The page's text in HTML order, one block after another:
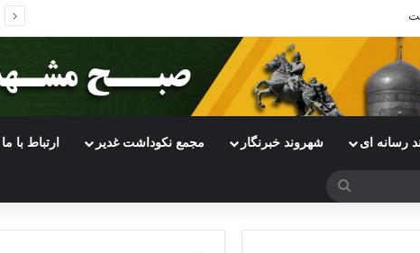
رسانه ای شهروند خبرنگار مجمع نکوداشت غدیر ارتباط با ما
جستجو